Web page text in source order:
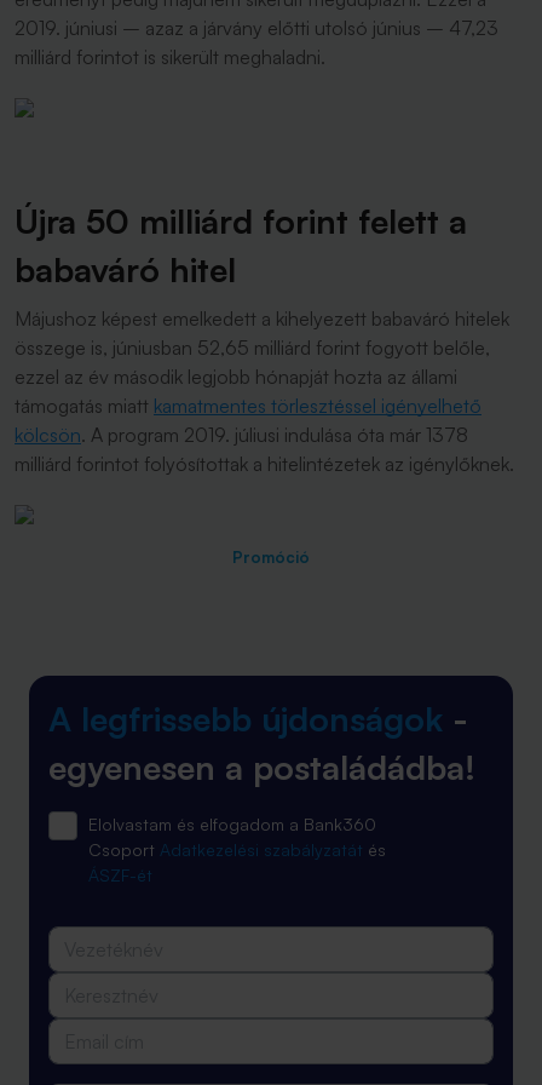
2019. júniusi – azaz a járvány előtti utolsó június – 47,23
milliárd forintot is sikerült meghaladni.
Újra 50 milliárd forint felett a
babaváró hitel
Májushoz képest emelkedett a kihelyezett babaváró hitelek
összege is, júniusban 52,65 milliárd forint fogyott belőle,
ezzel az év második legjobb hónapját hozta az állami
támogatás miatt kamatmentes törlesztéssel igényelhető
kölcsön. A program 2019. júliusi indulása óta már 1378
milliárd forintot folyósítottak a hitelintézetek az igénylőknek.
Promóció
A legfrissebb újdonságok -
egyenesen a postaládádba!
Elolvastam és elfogadom a Bank360
Csoport Adatkezelési szabályzatát és
ÁSZF-ét